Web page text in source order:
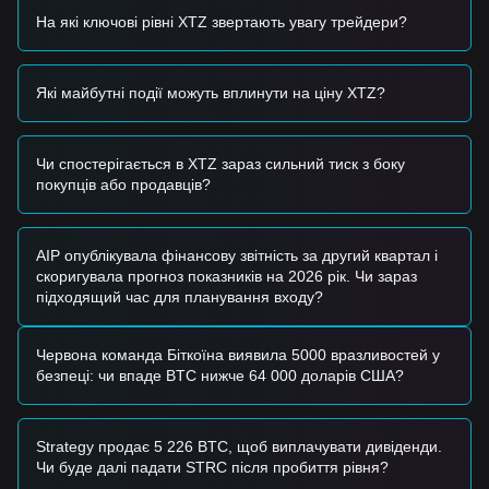
Торгові сигнали
На основі поточної технічної структури та ринкового
Потенційна зона покупки
покаже сигнали розвороту, це може створити
короткострокову можливість для покупки.
• Якщо ціна Tezos проб'є
• Якщо ціна Tezos впаде нижче$0.196, ринок може увійти
в чергову фазу корекції, потенційно тестуючи
психологічний рівень$0.180.
Стратегія покупки
Виходячи з поточної структури ринку, пропонуються такі
рекомендовані стратегії:
• Зачекайте, поки ціна Tezos скоригується до зони
стабільності.
• Або зачекайте, поки ціна Tezos ефективно проб'є та
На які ключові рівні XTZ звертають увагу трейдери?
Які майбутні події можуть вплинути на ціну XTZ?
Чи спостерігається в XTZ зараз сильний тиск з боку
покупців або продавців?
AIP опублікувала фінансову звітність за другий квартал і
скоригувала прогноз показників на 2026 рік. Чи зараз
підходящий час для планування входу?
Червона команда Біткоїна виявила 5000 вразливостей у
безпеці: чи впаде BTC нижче 64 000 доларів США?
Strategy продає 5 226 BTC, щоб виплачувати дивіденди.
Чи буде далі падати STRC після пробиття рівня?